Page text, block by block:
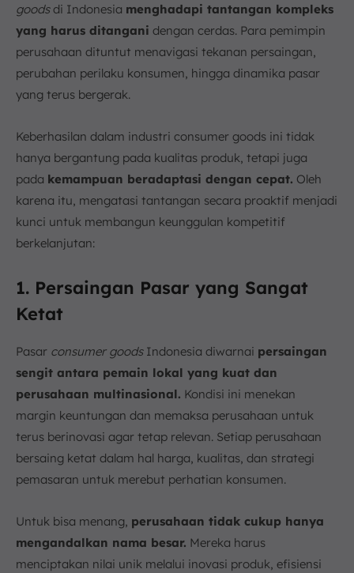
goodsdi Indonesia menghadapi tantangan kompleks
yang harus ditangani dengan cerdas. Para pemimpin
perusahaan dituntut menavigasi tekanan persaingan,
perubahan perilaku konsumen, hingga dinamika pasar
yang terus bergerak.
Keberhasilan dalam industri consumer goods ini tidak
hanya bergantung pada kualitas produk, tetapi juga
pada kemampuan beradaptasi dengan cepat. Oleh
karena itu, mengatasi tantangan secara proaktif menjadi
kunci untuk membangun keunggulan kompetitif
berkelanjutan:
1. Persaingan Pasar yang Sangat
Ketat
Pasar consumer goodsIndonesia diwarnai persaingan
sengit antara pemain lokal yang kuat dan
perusahaan multinasional. Kondisi ini menekan
margin keuntungan dan memaksa perusahaan untuk
terus berinovasi agar tetap relevan. Setiap perusahaan
bersaing ketat dalam hal harga, kualitas, dan strategi
pemasaran untuk merebut perhatian konsumen.
Untuk bisa menang, perusahaan tidak cukup hanya
mengandalkan nama besar. Mereka harus
menciptakan nilai unik melalui inovasi produk, efisiensi